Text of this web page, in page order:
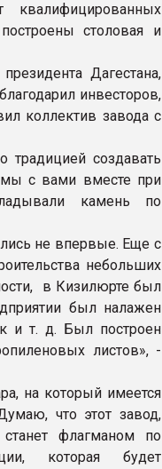
столовая и
Дагестана,
инвесторов,
коллектив завода с
традицией создавать
с вами вместе при
камень по
не впервые. Еще с
небольших
в Кизилюрте был
был налажен
и т. д. Был построен
листов», -
на который имеется
что этот завод,
флагманом по
которая будет